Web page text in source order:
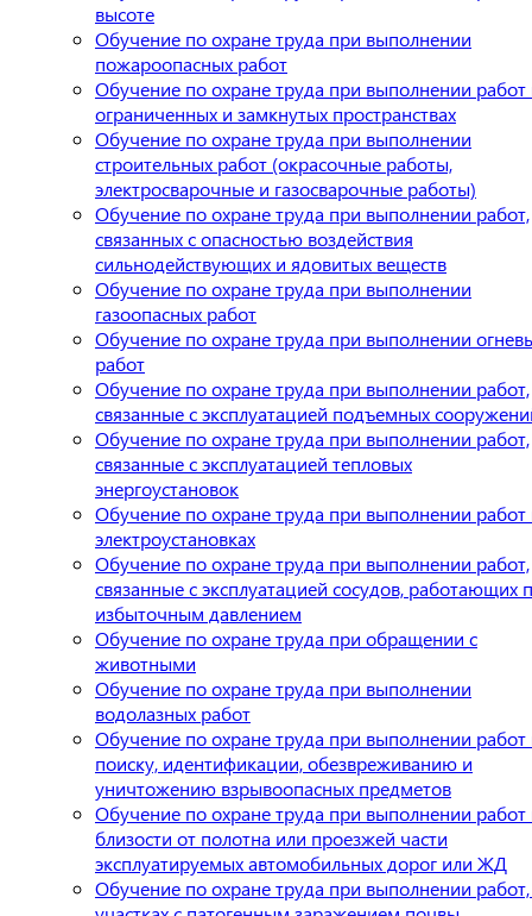
высоте
Обучение по охране труда при выполнении
пожароопасных работ
Обучение по охране труда при выполнении работ
ограниченных и замкнутых пространствах
Обучение по охране труда при выполнении
строительных работ (окрасочные работы,
электросварочные и газосварочные работы)
Обучение по охране труда при выполнении работ,
связанных с опасностью воздействия
сильнодействующих и ядовитых веществ
Обучение по охране труда при выполнении
газоопасных работ
Обучение по охране труда при выполнении
работ
Обучение по охране труда при выполнении работ,
связанные с эксплуатацией подъемных
Обучение по охране труда при выполнении работ,
связанные с эксплуатацией тепловых
энергоустановок
Обучение по охране труда при выполнении работ
электроустановках
Обучение по охране труда при выполнении работ,
связанные с эксплуатацией сосудов, работающих
избыточным давлением
Обучение по охране труда при обращении с
животными
Обучение по охране труда при выполнении
водолазных работ
Обучение по охране труда при выполнении работ
поиску, идентификации, обезвреживанию и
уничтожению взрывоопасных предметов
Обучение по охране труда при выполнении работ
близости от полотна или проезжей части
эксплуатируемых автомобильных дорог или ЖД
Обучение по охране труда при выполнении